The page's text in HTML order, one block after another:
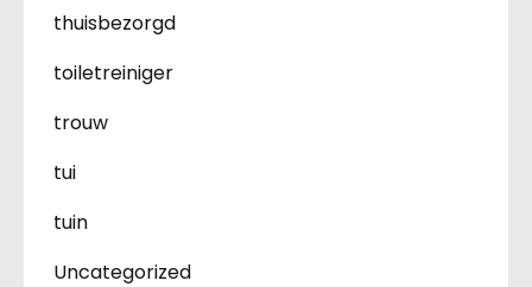
thuisbezorgd
toiletreiniger
trouw
tui
tuin
Uncategorized